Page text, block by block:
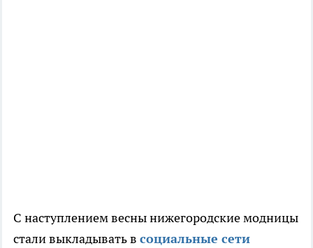
С наступлением весны нижегородские модницы
стали выкладывать в социальные сети